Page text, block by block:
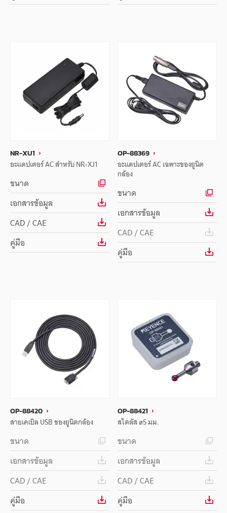
NR-XU1
อะแดปเตอร์ AC สำหรับ NR-XJ1
ขนาด
เอกสารข้อมูล
CAD / CAE
คู่มือ
OP-88369
อะแดปเตอร์ AC เฉพาะของยูนิต
กล้อง
ขนาด
เอกสารข้อมูล
CAD / CAE
คู่มือ
OP-88420
สายเคเบิล USB ของยูนิตกล้อง
ขนาด
เอกสารข้อมูล
CAD / CAE
คู่มือ
OP-88421
สไตลัส ø5 มม.
ขนาด
เอกสารข้อมูล
CAD / CAE
คู่มือ